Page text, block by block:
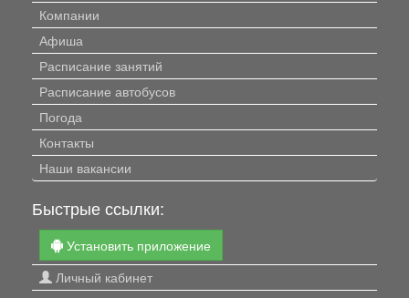
Компании
Афиша
Расписание занятий
Расписание автобусов
Погода
Контакты
Наши вакансии
Быстрые ссылки:
Установить приложение
Личный кабинет